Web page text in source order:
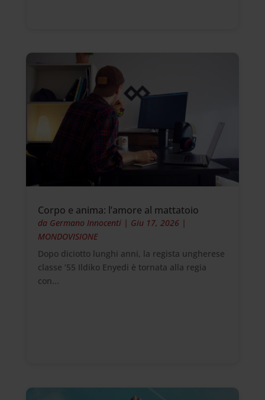
Corpo e anima: l’amore al mattatoio
da Germano Innocenti| Giu 17, 2026|
MONDOVISIONE
Dopo diciotto lunghi anni, la regista ungherese
classe ’55 Ildiko Enyedi è tornata alla regia
con...